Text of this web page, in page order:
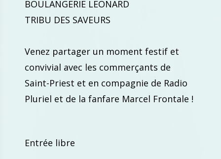
BOULANGERIE LEONARD
TRIBU DES SAVEURS
Venez partager un moment festif et
convivial avec les commerçants de
Saint-Priest et en compagnie de Radio
Pluriel et de la fanfare Marcel Frontale !
Entrée libre